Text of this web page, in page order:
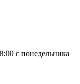
с понедельника